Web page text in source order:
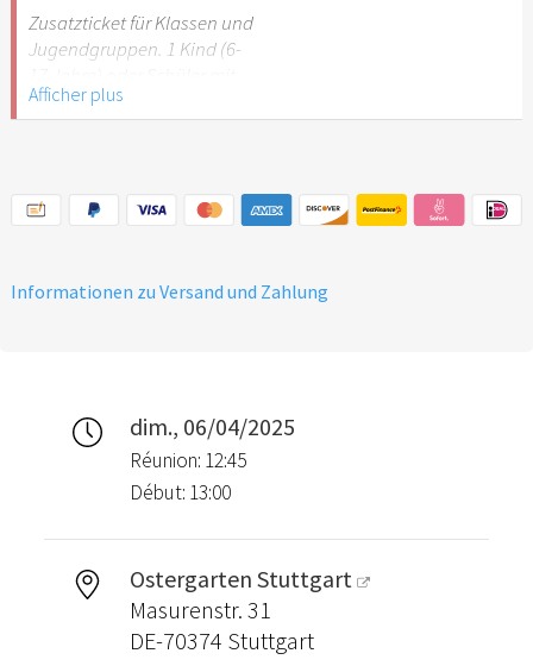
Stuttgart nicht
empfehlenswert.
Zusatzticket für Klassen und
Jugendgruppen. 1 Kind (6-
Schülerausweis.
Stuttgart nicht
empfehlenswert.
Afficher plus
Informationen zu Versand und Zahlung
dim., 06/04/2025
Réunion: 12:45
Début: 13:00
Ostergarten Stuttgart
Masurenstr. 31
DE-70374 Stuttgart